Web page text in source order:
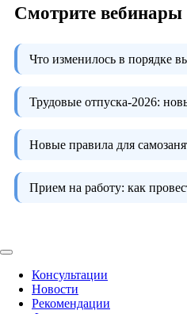
Смотрите вебинары
Что изменилось в порядке
Трудовые отпуска-2026:
Новые правила для
Прием на работу: как
Консультации
Новости
Рекомендации